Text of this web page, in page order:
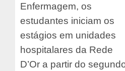
Enfermagem, os
estudantes iniciam os
estágios em unidades
hospitalares da Rede
D’Or a partir do